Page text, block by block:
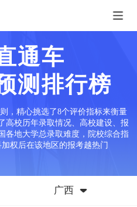
通车
测排行榜
，精心挑选了8个评价指标来衡量
高校历年录取情况、高校建设、报
各地大学总录取难度，院校综合指
权后在该地区的报考越热门
广西